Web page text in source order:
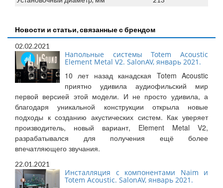
Новости и статьи, связанные с брендом
02.02.2021
Напольные системы Totem Acoustic
Element Metal V2. SalonAV, январь 2021.
10 лет назад канадская Totem Acoustic
приятно удивила аудиофильский мир
первой версией этой модели. И не просто удивила, а
благодаря уникальной конструкции открыла новые
подходы к созданию акустических систем. Как уверяет
производитель, новый вариант, Element Metal V2,
разрабатывался для получения ещё более
впечатляющего звучания.
22.01.2021
Инсталляция с компонентами Naim и
Totem Acoustic. SalonAV, январь 2021.